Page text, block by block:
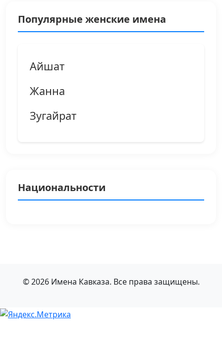
Популярные женские имена
Айшат
Жанна
Зугайрат
Национальности
© 2026 Имена Кавказа. Все права защищены.